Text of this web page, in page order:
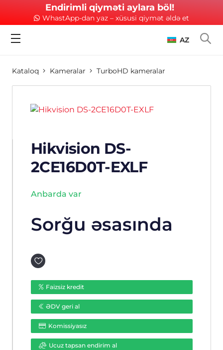
Endirimli qiyməti aylara böl!
WhastApp-dan yaz – xüsusi qiymət əldə et
AZ
Kataloq Kameralar TurboHD kameralar
Hikvision DS-
2CE16D0T-EXLF
Anbarda var
Sorğu əsasında
Faizsiz kredit
ƏDV geri al
Komissiyasız
Ucuz tapsan endirim al